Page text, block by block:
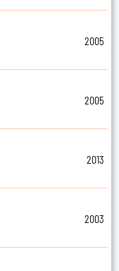
2005
2005
2013
2003